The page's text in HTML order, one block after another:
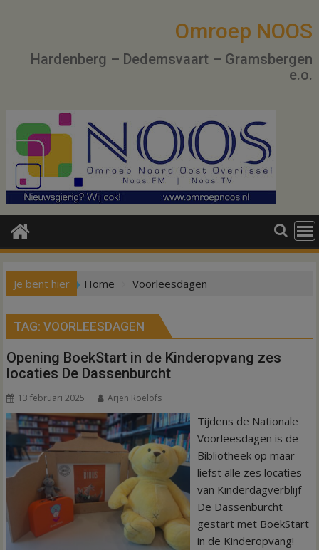
Omroep NOOS
Hardenberg – Dedemsvaart – Gramsbergen
e.o.
Je bent hier Home Voorleesdagen
TAG:VOORLEESDAGEN
Opening BoekStart in de Kinderopvang zes
locaties De Dassenburcht
13 februari 2025 Arjen Roelofs
Tijdens de Nationale
Voorleesdagen is de
Bibliotheek op maar
liefst alle zes locaties
van Kinderdagverblijf
De Dassenburcht
gestart met BoekStart
in de Kinderopvang!